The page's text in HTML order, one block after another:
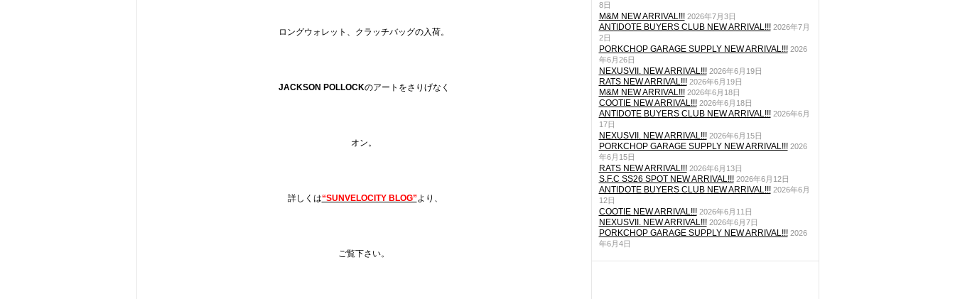
8日
M&M NEW ARRIVAL!!! 2026年7月3日
ANTIDOTE BUYERS CLUB NEW ARRIVAL!!! 2026年7月
2日
PORKCHOP GARAGE SUPPLY NEW ARRIVAL!!! 2026
年6月26日
NEXUSVII. NEW ARRIVAL!!! 2026年6月19日
RATS NEW ARRIVAL!!! 2026年6月19日
M&M NEW ARRIVAL!!! 2026年6月18日
COOTIE NEW ARRIVAL!!! 2026年6月18日
ANTIDOTE BUYERS CLUB NEW ARRIVAL!!! 2026年6月
17日
NEXUSVII. NEW ARRIVAL!!! 2026年6月15日
PORKCHOP GARAGE SUPPLY NEW ARRIVAL!!! 2026
年6月15日
RATS NEW ARRIVAL!!! 2026年6月13日
S.F.C SS26 SPOT NEW ARRIVAL!!! 2026年6月12日
ANTIDOTE BUYERS CLUB NEW ARRIVAL!!! 2026年6月
12日
COOTIE NEW ARRIVAL!!! 2026年6月11日
NEXUSVII. NEW ARRIVAL!!! 2026年6月7日
PORKCHOP GARAGE SUPPLY NEW ARRIVAL!!! 2026
年6月4日
ロングウォレット、クラッチバッグの入荷。
JACKSON POLLOCKのアートをさりげなく
オン。
詳しくは“SUNVELOCITY BLOG”より、
ご覧下さい。